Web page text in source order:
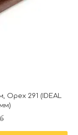
291 (IDEAL